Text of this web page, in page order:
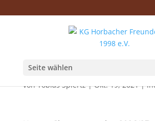
Seite wählen
vonTobias Spiertz|Okt. 19, 2021|